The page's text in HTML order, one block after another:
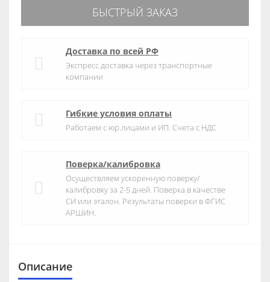
БЫСТРЫЙ ЗАКАЗ
Доставка по всей РФ
Экспресс доставка через транспортные
компании
Гибкие условия оплаты
Работаем с юр.лицами и ИП. Счета с НДС
Поверка/калибровка
Осуществляем ускоренную поверку/
калибровку за 2-5 дней. Поверка в качестве
СИ или эталон. Результаты поверки в ФГИС
АРШИН.
Описание